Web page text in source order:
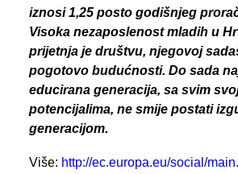
iznosi 1,25 posto godišnjeg
Visoka nezaposlenost mladih u
prijetnja je društvu, njegovoj
pogotovo budućnosti. Do sada
educirana generacija, sa svim
potencijalima, ne smije postati
generacijom.
Više: http://ec.europa.eu/social/